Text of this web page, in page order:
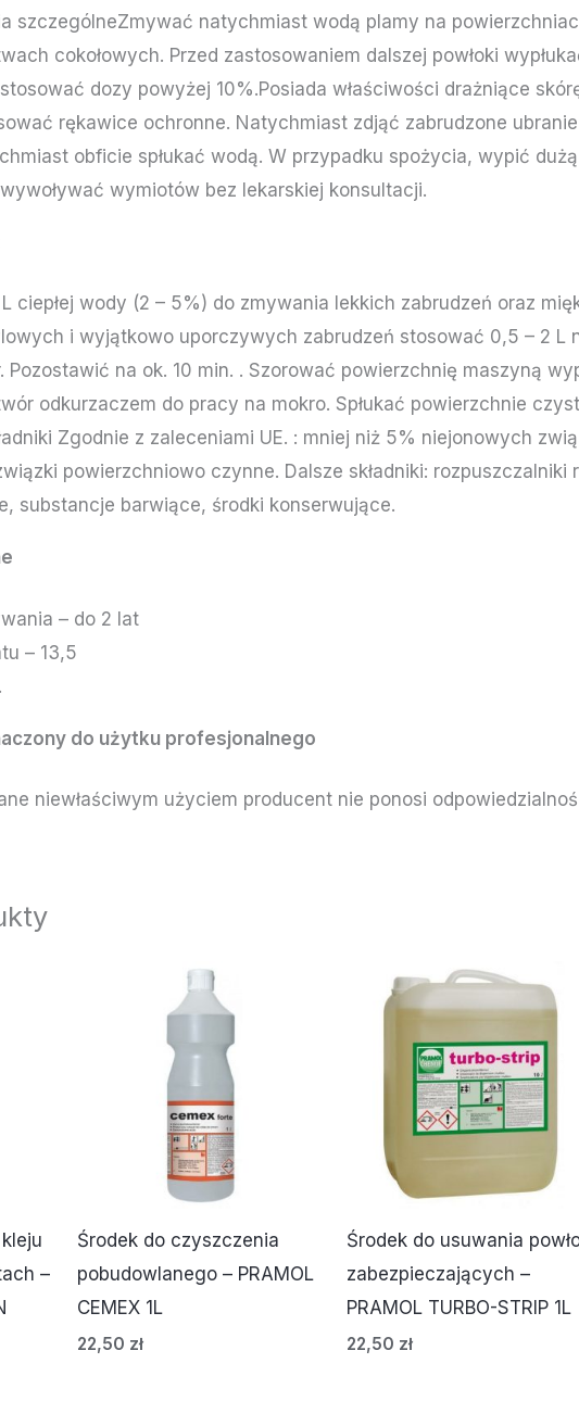
szczególneZmywać natychmiast wodą plamy na
cokołowych. Przed zastosowaniem dalszej powłoki
dozy powyżej 10%.Posiada właściwości drażniące
rękawice ochronne. Natychmiast zdjąć zabrudzone
obficie spłukać wodą. W przypadku spożycia, wypić
wymiotów bez lekarskiej konsultacji.
ciepłej wody (2 – 5%) do zmywania lekkich zabrudzeń oraz
i wyjątkowo uporczywych zabrudzeń stosować 0,5 – 2 L
Pozostawić na ok. 10 min. . Szorować powierzchnię maszyną
odkurzaczem do pracy na mokro. Spłukać powierzchnie
Zgodnie z zaleceniami UE. : mniej niż 5% niejonowych
powierzchniowo czynne. Dalsze składniki: rozpuszczalniki
substancje barwiące, środki konserwujące.
– do 2 lat
– 13,5
do użytku profesjonalnego
niewłaściwym użyciem producent nie ponosi
–
Środek do czyszczenia
pobudowlanego – PRAMOL
CEMEX 1L
22,50 zł
Środek do usuwania
zabezpieczających –
PRAMOL TURBO-STRIP 1L
22,50 zł